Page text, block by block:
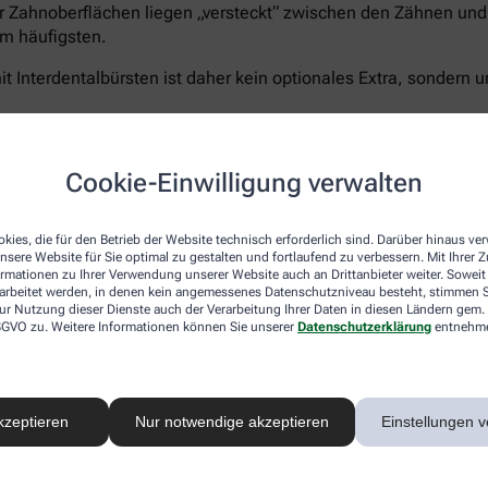
Cookie-Einwilligung verwalten
die für den Betrieb der Website technisch erforderlich sind. Darüber hinaus
Website für Sie optimal zu gestalten und fortlaufend zu verbessern. Mit Ihrer
zu Ihrer Verwendung unserer Website auch an Drittanbieter weiter. Soweit
werden, in denen kein angemessenes Datenschutzniveau besteht, stimmen
Nutzung dieser Dienste auch der Verarbeitung Ihrer Daten in diesen Ländern
zu. Weitere Informationen können Sie unserer Datenschutzerklärung
Nur notwendige akzeptieren Einstellungen
liegen „versteckt“ zwischen den Zähnen
häufigsten.
Interdentalbürsten ist daher kein optionales Extra, sondern
5.460 Filamenten für eine schonend-gründliche
Zahnpasta Enzycal 1450, die die natürliche
Außerdem dasCPS prime Starter Set– ein
Größen für eine vollständige und umfassende
Sanft zu Zähnen und Zahnfleisch – unerbittlich
der
schonen aber Zahnfleisch und- schmelz. Der
ermöglicht ein präzises, wirkungsvolles